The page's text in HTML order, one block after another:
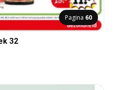
Pagina 60
32